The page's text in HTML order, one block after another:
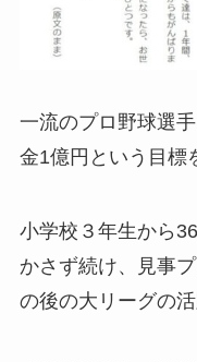
一流のプロ野球選
金1億円という目標
小学校３年生から
かさず続け、見事
の後の大リーグの